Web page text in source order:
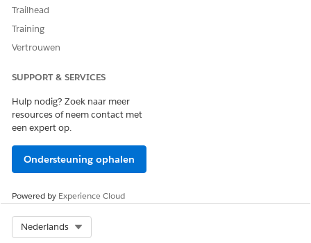
Trailhead
Training
Vertrouwen
SUPPORT & SERVICES
Hulp nodig? Zoek naar meer
resources of neem contact met
een expert op.
Ondersteuning ophalen
Powered by Experience Cloud
Nederlands